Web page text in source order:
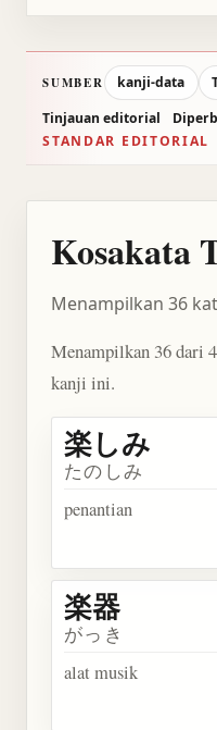
SUMBER kanji-data
Tinjauan editorial
STANDAR EDITORIAL
Kosakata
Menampilkan 36
Menampilkan 36 dari
kanji ini.
楽しみ
たのしみ
penantian
楽器
がっき
alat musik